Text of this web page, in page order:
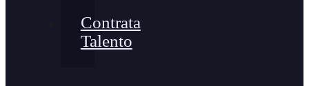
Contrata
Talento